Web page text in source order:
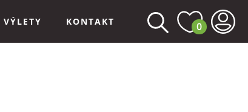
VÝLETY KONTAKT 0